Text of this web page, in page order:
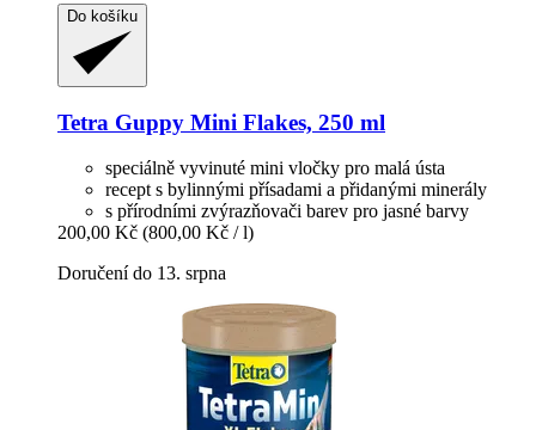
Do košíku
Tetra Guppy Mini Flakes, 250 ml
speciálně vyvinuté mini vločky pro malá ústa
recept s bylinnými přísadami a přidanými minerály
s přírodními zvýrazňovači barev pro jasné barvy
200,00 Kč (800,00 Kč / l)
Doručení do 13. srpna